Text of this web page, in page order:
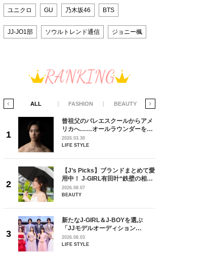
ユニクロ GU 乃木坂46 BTS
JJ-JO1部 ソウルトレンド通信 ジョニー楓
RANKING
ALL FASHION BEAUTY
曾祖父のバレエスクールからアメ
リカへ……オールラウンダーを目
指すダンサーは踊ることが好きす
ぎる【王子様の推しドコロ】
2026.03.30
LIFE STYLE
【J’s Picks】ブランドまとめて愛
用中！ J-GIRL有田叶“鉄壁の相
棒”〈ビューティ＆ファッション
夏の必需品〉
2026.08.07
BEAUTY
新たなJ-GIRL＆J-BOYを選ぶ
「JJモデルオーディション
2027」が募集開始！ 予選ブロッ
クは候補生の“魅力”を重視した
2026.08.03
LIFE STYLE